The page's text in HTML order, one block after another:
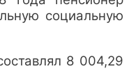
социальную
8 004,29